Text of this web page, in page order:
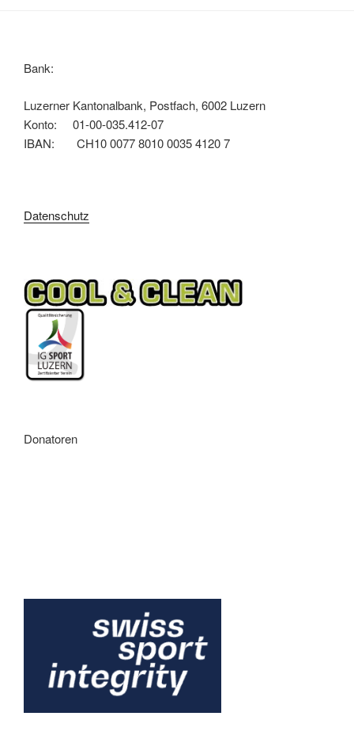
Bank:
Luzerner Kantonalbank, Postfach, 6002 Luzern
Konto: 01-00-035.412-07
IBAN: CH10 0077 8010 0035 4120 7
Datenschutz
Donatoren